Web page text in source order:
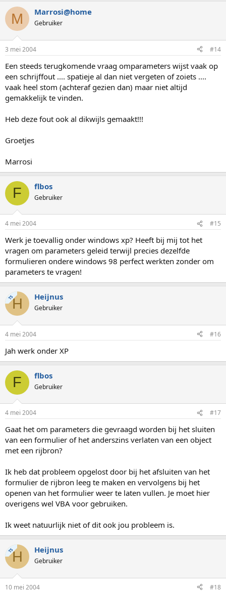
M Marrosi@home
Gebruiker
3 mei 2004 #14
Een steeds terugkomende vraag omparameters wijst vaak op
een schrijffout .... spatieje al dan niet vergeten of zoiets ....
vaak heel stom (achteraf gezien dan) maar niet altijd
gemakkelijk te vinden.
Heb deze fout ook al dikwijls gemaakt!!!
Groetjes
Marrosi
F flbos
Gebruiker
4 mei 2004 #15
Werk je toevallig onder windows xp? Heeft bij mij tot het
vragen om parameters geleid terwijl precies dezelfde
formulieren ondere windows 98 perfect werkten zonder om
parameters te vragen!
TSH Heijnus
Gebruiker
4 mei 2004 #16
Jah werk onder XP
F flbos
Gebruiker
4 mei 2004 #17
Gaat het om parameters die gevraagd worden bij het sluiten
van een formulier of het anderszins verlaten van een object
met een rijbron?
Ik heb dat probleem opgelost door bij het afsluiten van het
formulier de rijbron leeg te maken en vervolgens bij het
openen van het formulier weer te laten vullen. Je moet hier
overigens wel VBA voor gebruiken.
Ik weet natuurlijk niet of dit ook jou probleem is.
TSH Heijnus
Gebruiker
10 mei 2004 #18